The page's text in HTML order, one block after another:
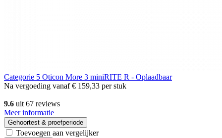
Categorie 5 Oticon More 3 miniRITE R - Oplaadbaar
Na vergoeding vanaf€ 159,33 per stuk
9.6 uit 67 reviews
Meer informatie
Gehoortest & proefperiode
Toevoegen aan vergelijker